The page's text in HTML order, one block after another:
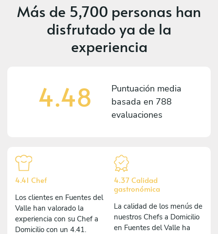
Más de 5,700 personas han
disfrutado ya de la
experiencia
4.48
Puntuación media
basada en 788
evaluaciones
4.41 Chef
Los clientes en Fuentes del
Valle han valorado la
experiencia con su Chef a
Domicilio con un 4.41.
4.37 Calidad
gastronómica
La calidad de los menús de
nuestros Chefs a Domicilio
en Fuentes del Valle ha